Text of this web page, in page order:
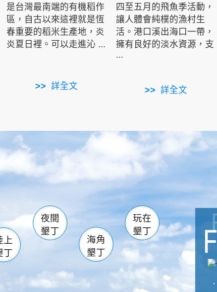
是台灣最南端的有機稻作
區，自古以來這裡就是恆
春重要的稻米生產地，炎
炎夏日裡。可以走進沁 ...
詳全文
四至五月的飛魚季活動，
讓人體會純樸的漁村生
活。港口溪出海口一帶，
擁有良好的淡水資源，支
...
詳全文
南仁湖
滿州 佳樂水
森林遊樂區
墾管處遊客中心
社頂公園 風吹沙
船帆石 龍磐公園
香蕉灣 龍坑
鵝鑾鼻
上
丁
夜間
墾丁
海角
墾丁
玩在
墾丁